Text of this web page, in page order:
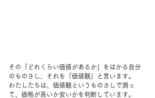
その「どれくらい価値があるか」をはかる自分
のものさし、それを「価値観」と言います。
わたしたちは、価値観というものさしで測っ
て、価格が高いか安いかを判断しています。